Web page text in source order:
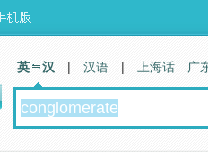
英 汉 | 汉语 | 上海话 广